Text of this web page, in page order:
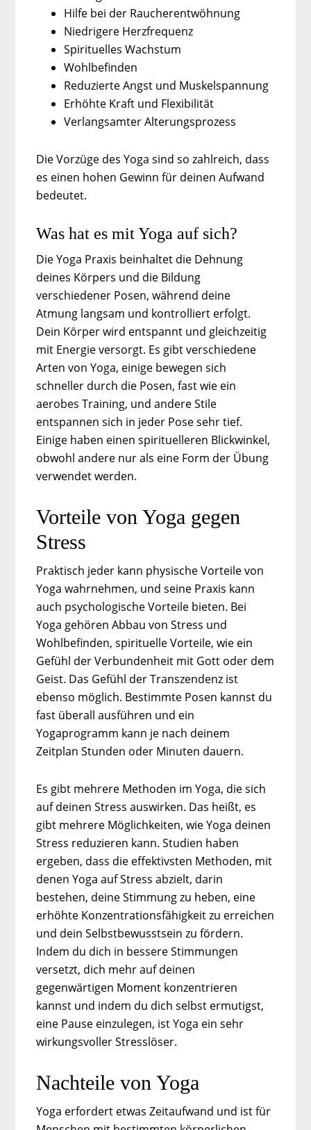
Hilfe bei der Raucherentwöhnung
Niedrigere Herzfrequenz
Spirituelles Wachstum
Wohlbefinden
Reduzierte Angst und Muskelspannung
Erhöhte Kraft und Flexibilität
Verlangsamter Alterungsprozess
Die Vorzüge des Yoga sind so zahlreich, dass
es einen hohen Gewinn für deinen Aufwand
bedeutet.
Was hat es mit Yoga auf sich?
Die Yoga Praxis beinhaltet die Dehnung
deines Körpers und die Bildung
verschiedener Posen, während deine
Atmung langsam und kontrolliert erfolgt.
Dein Körper wird entspannt und gleichzeitig
mit Energie versorgt. Es gibt verschiedene
Arten von Yoga, einige bewegen sich
schneller durch die Posen, fast wie ein
aerobes Training, und andere Stile
entspannen sich in jeder Pose sehr tief.
Einige haben einen spirituelleren Blickwinkel,
obwohl andere nur als eine Form der Übung
verwendet werden.
Vorteile von Yoga gegen
Stress
Praktisch jeder kann physische Vorteile von
Yoga wahrnehmen, und seine Praxis kann
auch psychologische Vorteile bieten. Bei
Yoga gehören Abbau von Stress und
Wohlbefinden, spirituelle Vorteile, wie ein
Gefühl der Verbundenheit mit Gott oder dem
Geist. Das Gefühl der Transzendenz ist
ebenso möglich. Bestimmte Posen kannst du
fast überall ausführen und ein
Yogaprogramm kann je nach deinem
Zeitplan Stunden oder Minuten dauern.
Es gibt mehrere Methoden im Yoga, die sich
auf deinen Stress auswirken. Das heißt, es
gibt mehrere Möglichkeiten, wie Yoga deinen
Stress reduzieren kann. Studien haben
ergeben, dass die effektivsten Methoden, mit
denen Yoga auf Stress abzielt, darin
bestehen, deine Stimmung zu heben, eine
erhöhte Konzentrationsfähigkeit zu erreichen
und dein Selbstbewusstsein zu fördern.
Indem du dich in bessere Stimmungen
versetzt, dich mehr auf deinen
gegenwärtigen Moment konzentrieren
kannst und indem du dich selbst ermutigst,
eine Pause einzulegen, ist Yoga ein sehr
wirkungsvoller Stresslöser.
Nachteile von Yoga
Yoga erfordert etwas Zeitaufwand und ist für